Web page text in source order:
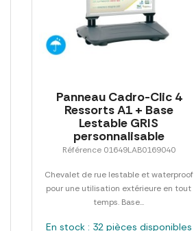
Panneau Cadro-Clic 4
Ressorts A1 + Base
Lestable GRIS
personnalisable
Référence 01649LAB0169040
Chevalet de rue lestable et waterproof
pour une utilisation extérieure en tout
temps. Base...
En stock : 32 pièces disponibles